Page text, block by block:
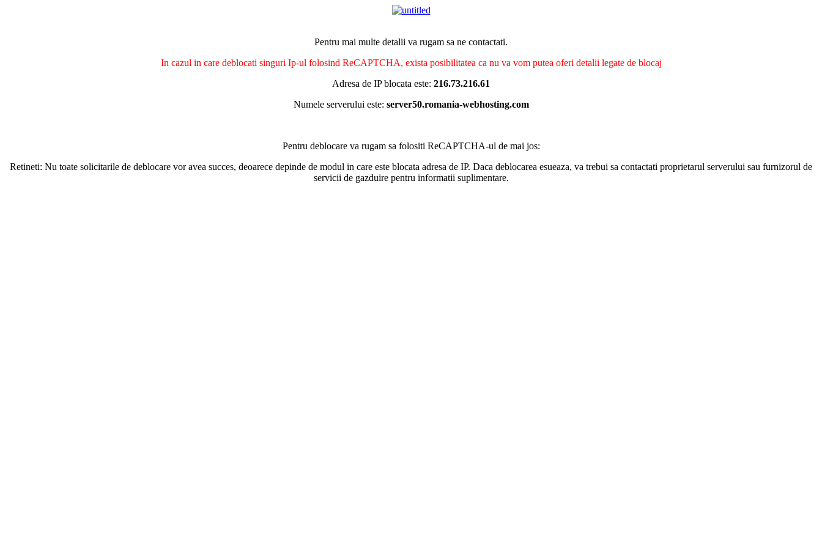
Pentru mai multe detalii va rugam sa ne contactati.
In cazul in care deblocati singuri Ip-ul folosind ReCAPTCHA, exista posibilitatea ca nu va vom putea oferi detalii legate de blocaj
Adresa de IP blocata este: 216.73.216.61
Numele serverului este: server50.romania-webhosting.com
Pentru deblocare va rugam sa folositi ReCAPTCHA-ul de mai jos:
Retineti: Nu toate solicitarile de deblocare vor avea succes, deoarece depinde de modul in care este blocata adresa de IP. Daca deblocarea esueaza, va trebui sa contactati proprietarul serverului sau furnizorul de
servicii de gazduire pentru informatii suplimentare.